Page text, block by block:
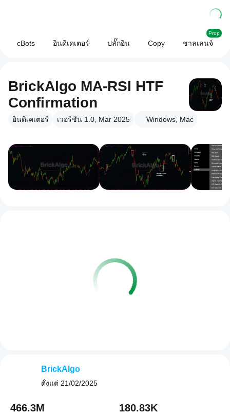
cBots อินดิเคเตอร์ ปลั๊กอิน Copy ชาลเลนจ์
Prop
BrickAlgo MA-RSI HTF
Confirmation
อินดิเคเตอร์ เวอร์ชัน 1.0, Mar 2025 Windows, Mac
BrickAlgo
ตั้งแต่ 21/02/2025
466.3M 180.83K